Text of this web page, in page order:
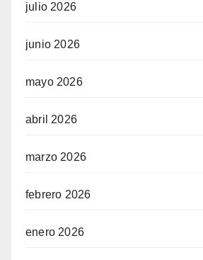
julio 2026
junio 2026
mayo 2026
abril 2026
marzo 2026
febrero 2026
enero 2026